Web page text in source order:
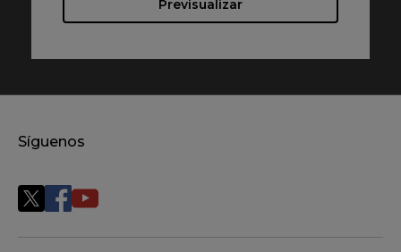
Previsualizar
Síguenos